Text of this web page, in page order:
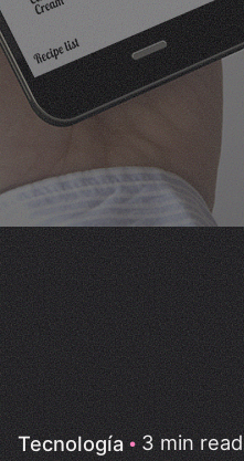
Tecnología 3 min read